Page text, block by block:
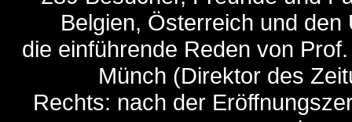
Belgien, Österreich und
die einführende Reden von
Münch (Direktor des
Rechts: nach der